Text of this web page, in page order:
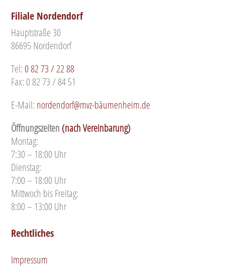
Filiale Nordendorf
Hauptstraße 30
86695 Nordendorf
Tel:0 82 73 / 22 88
Fax: 0 82 73 / 84 51
E-Mail: nordendorf@mvz-bäumenheim.de
Öffnungszeiten (nach Vereinbarung)
Montag:
7:30 – 18:00 Uhr
Dienstag:
7:00 – 18:00 Uhr
Mittwoch bis Freitag:
8:00 – 13:00 Uhr
Rechtliches
Impressum